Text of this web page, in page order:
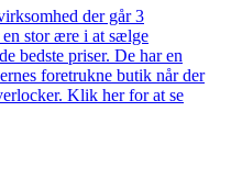
der går 3
stor ære i at sælge
bedste priser. De har en
foretrukne butik når der
Klik her for at se